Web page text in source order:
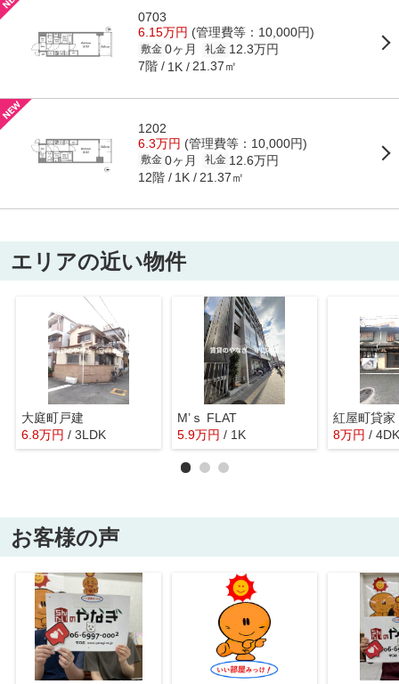
0703
6.15万円 (管理費等：10,000円)
敷金 0ヶ月 礼金 12.3万円
7階 1K 21.37㎡
1202
6.3万円 (管理費等：10,000円)
敷金 0ヶ月 礼金 12.6万円
12階 1K 21.37㎡
エリアの近い物件
大庭町戸建
6.8万円 / 3LDK
M’ｓ FLAT
5.9万円 / 1K
紅屋町貸家
8万円 / 4DK
お客様の声